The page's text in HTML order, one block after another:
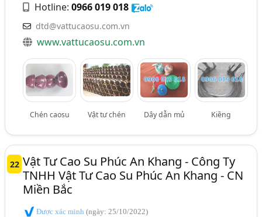
Hotline:0966 019 018
dtd@vattucaosu.com.vn
www.vattucaosu.com.vn
Chén caosu Vật tư chén Dây dẫn mủ Kiềng
22 Vật Tư Cao Su Phúc An Khang - Công Ty
TNHH Vật Tư Cao Su Phúc An Khang - CN
Miền Bắc
Được xác minh(ngày: 25/10/2022)